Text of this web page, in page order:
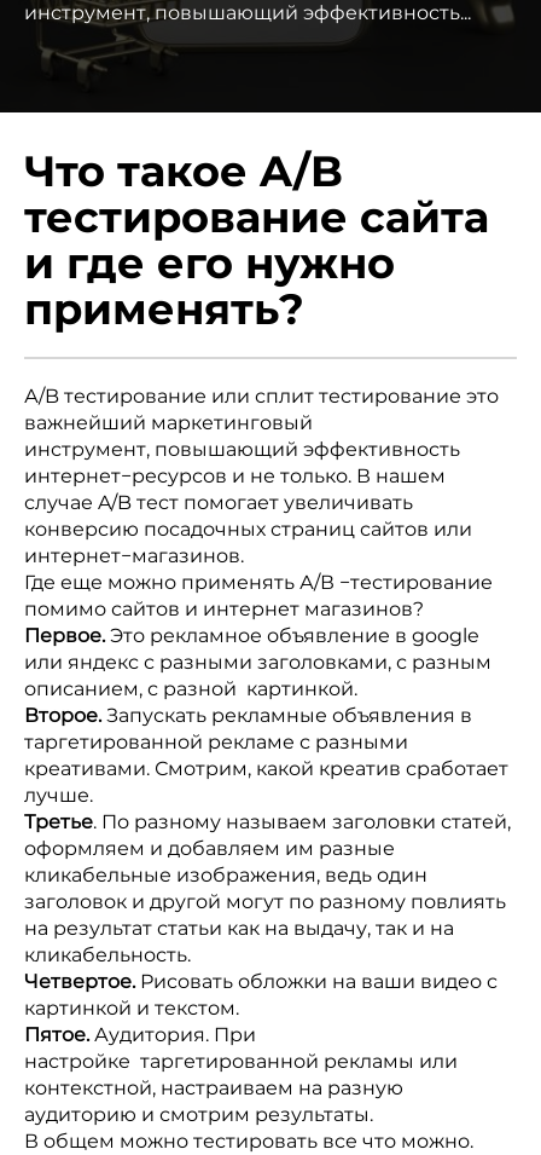
инструмент, повышающий эффективность...
Что такое A/B
тестирование сайта
и где его нужно
применять?
А/B тестирование или сплит тестирование это
важнейший маркетинговый
инструмент, повышающий эффективность
интернет−ресурсов и не только. В нашем
случае A/B тест помогает увеличивать
конверсию посадочных страниц сайтов или
интернет−магазинов.
Где еще можно применять А/В −тестирование
помимо сайтов и интернет магазинов?
Первое.Это рекламное объявление в google
или яндекс с разными заголовками, с разным
описанием, с разной картинкой.
Второе.Запускать рекламные объявления в
таргетированной рекламе с разными
креативами. Смотрим, какой креатив сработает
лучше.
Третье. По разному называем заголовки статей,
оформляем и добавляем им разные
кликабельные изображения, ведь один
заголовок и другой могут по разному повлиять
на результат статьи как на выдачу, так и на
кликабельность.
Четвертое.Рисовать обложки на ваши видео с
картинкой и текстом.
Пятое.Аудитория. При
настройке таргетированной рекламы или
контекстной, настраиваем на разную
аудиторию и смотрим результаты.
В общем можно тестировать все что можно.